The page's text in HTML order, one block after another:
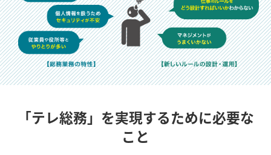
「テレ総務」を実現するために必要な
こと